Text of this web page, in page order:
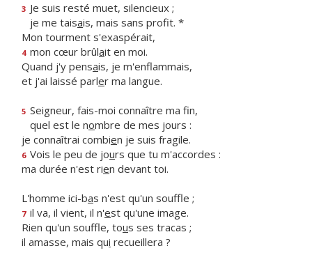
3 Je suis resté muet, silencieux ;
je me taisais, mais sans profit. *
Mon tourment s'exaspérait,
4 mon cœur brûlait en moi.
Quand j'y pensais, je m'enflammais,
et j'ai laissé parler ma langue.
5 Seigneur, fais-moi connaître ma fin,
quel est le nombre de mes jours :
je connaîtrai combien je suis fragile.
6 Vois le peu de jours que tu m'accordes :
ma durée n'est rien devant toi.
L'homme ici-bas n'est qu'un souffle ;
7 il va, il vient, il n'est qu'une image.
Rien qu'un souffle, tous ses tracas ;
il amasse, mais qui recueillera ?